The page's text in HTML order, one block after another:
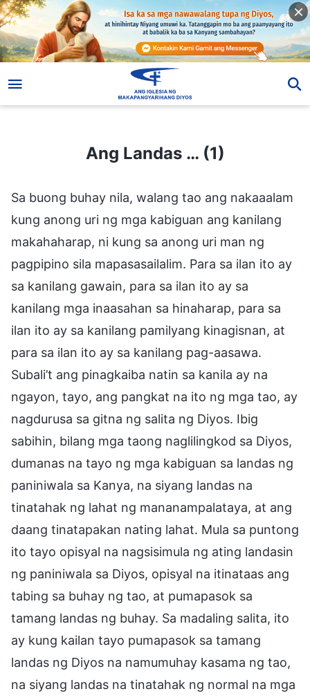
Ang Landas … (1)
Sa buong buhay nila, walang tao ang nakaaalam
kung anong uri ng mga kabiguan ang kanilang
makahaharap, ni kung sa anong uri man ng
pagpipino sila mapasasailalim. Para sa ilan ito ay
sa kanilang gawain, para sa ilan ito ay sa
kanilang mga inaasahan sa hinaharap, para sa
ilan ito ay sa kanilang pamilyang kinagisnan, at
para sa ilan ito ay sa kanilang pag-aasawa.
Subali’t ang pinagkaiba natin sa kanila ay na
ngayon, tayo, ang pangkat na ito ng mga tao, ay
nagdurusa sa gitna ng salita ng Diyos. Ibig
sabihin, bilang mga taong naglilingkod sa Diyos,
dumanas na tayo ng mga kabiguan sa landas ng
paniniwala sa Kanya, na siyang landas na
tinatahak ng lahat ng mananampalataya, at ang
daang tinatapakan nating lahat. Mula sa puntong
ito tayo opisyal na nagsisimula ng ating landasin
ng paniniwala sa Diyos, opisyal na itinataas ang
tabing sa buhay ng tao, at pumapasok sa
tamang landas ng buhay. Sa madaling salita, ito
ay kung kailan tayo pumapasok sa tamang
landas ng Diyos na namumuhay kasama ng tao,
na siyang landas na tinatahak ng normal na mga